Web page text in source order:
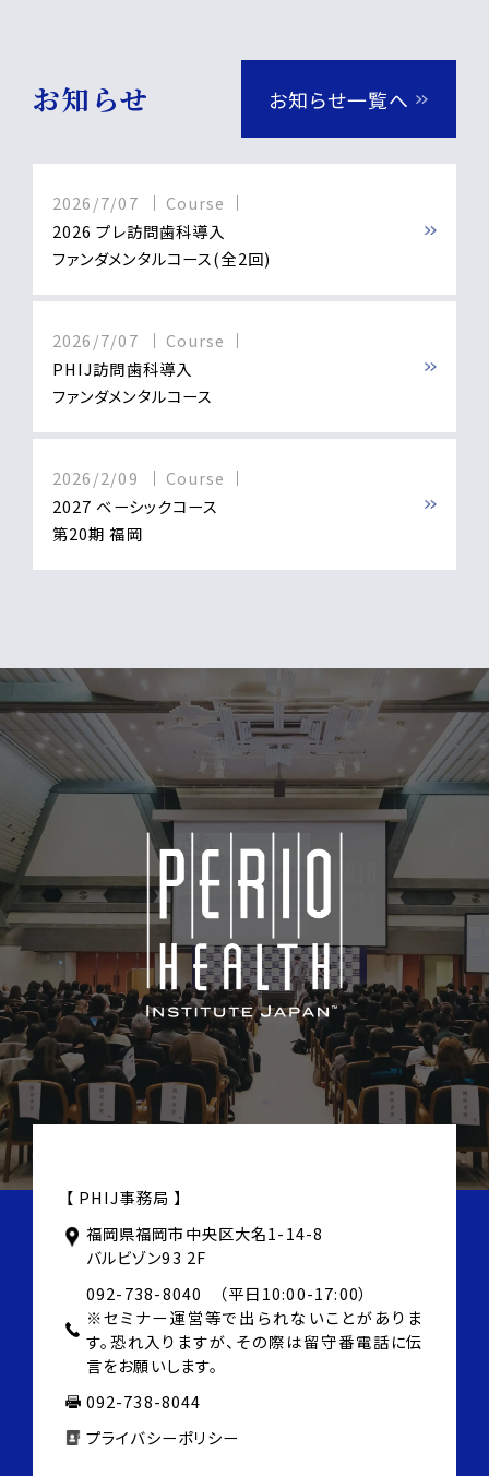
お知らせ お知らせ一覧へ
2026/7/07
Course
2026 プレ訪問歯科導入
ファンダメンタルコース(全2回)
2026/7/07
Course
PHIJ訪問歯科導入
ファンダメンタルコース
2026/2/09
Course
2027 ベーシックコース
第20期 福岡
【 PHIJ事務局 】
福岡県福岡市中央区大名1-14-8
バルビゾン93 2F
092-738-8040 （平日10:00-17:00）
※セミナー運営等で出られないことがありま
す。恐れ入りますが、その際は留守番電話に伝
言をお願いします。
092-738-8044
プライバシーポリシー